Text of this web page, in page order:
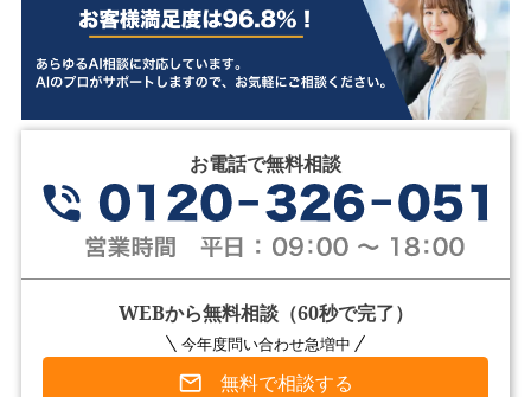
お電話で無料相談
WEBから無料相談（60秒で完了）
今年度問い合わせ急増中
無料で相談する